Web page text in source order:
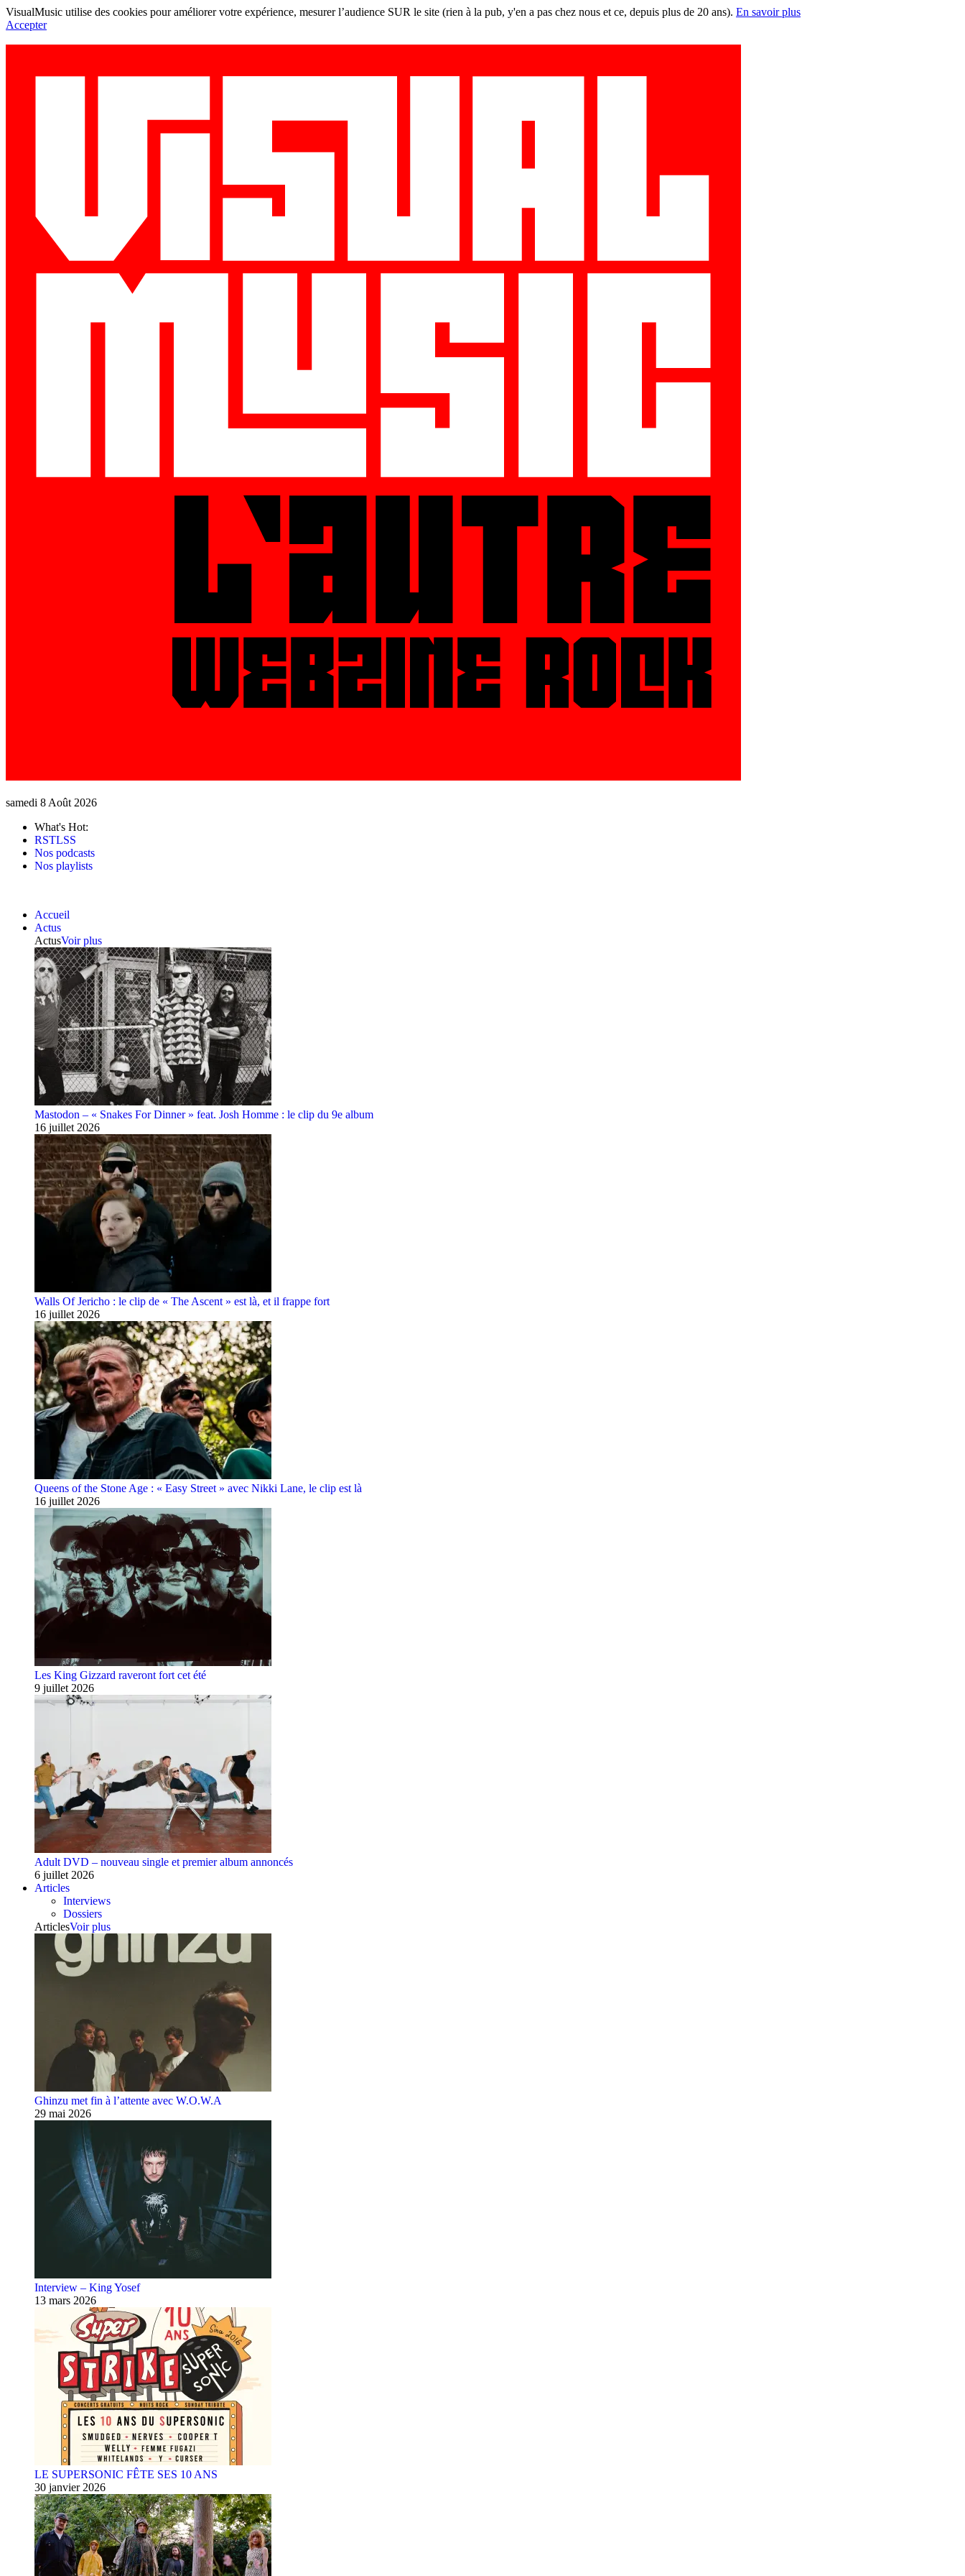
VisualMusic utilise des cookies pour améliorer votre expérience, mesurer l’audience SUR le site (rien à la pub, y'en a pas chez nous et ce, depuis plus de 20 ans). En savoir plus
Accepter
samedi 8 Août 2026
What's Hot:
RSTLSS
Nos podcasts
Nos playlists
Accueil
Actus
ActusVoir plus
Mastodon – « Snakes For Dinner » feat. Josh Homme : le clip du 9e album
16 juillet 2026
Walls Of Jericho : le clip de « The Ascent » est là, et il frappe fort
16 juillet 2026
Queens of the Stone Age : « Easy Street » avec Nikki Lane, le clip est là
16 juillet 2026
Les King Gizzard raveront fort cet été
9 juillet 2026
Adult DVD – nouveau single et premier album annoncés
6 juillet 2026
Articles
Interviews
Dossiers
ArticlesVoir plus
Ghinzu met fin à l’attente avec W.O.W.A
29 mai 2026
Interview – King Yosef
13 mars 2026
LE SUPERSONIC FÊTE SES 10 ANS
30 janvier 2026